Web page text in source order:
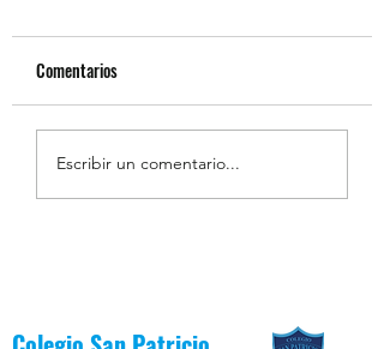
Estudiantes Destacados
Comentarios
Escribir un comentario...